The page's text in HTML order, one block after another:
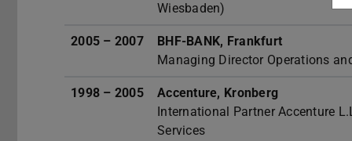
Wiesbaden)
2005 – 2007
BHF-BANK, Frankfurt
Managing Director Operations
1998 – 2005
Accenture, Kronberg
International Partner Accenture
Services